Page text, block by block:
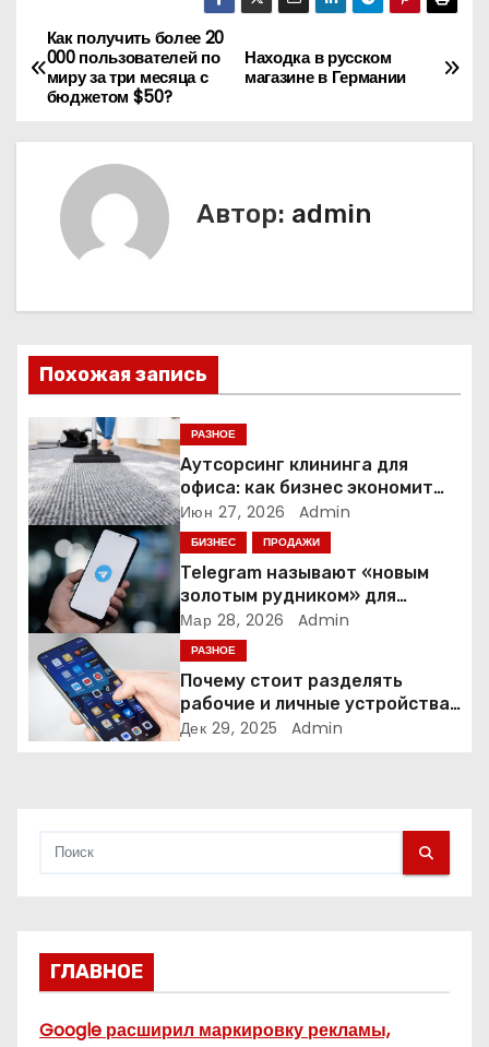
Н
а
в
ц
и
я
п
о
з
а
п
и
с
Находка в русском
магазине в Германии
Как получить более 20
000 пользователей по
миру за три месяца с
бюджетом $50?
Автор: admin
Похожая запись
РАЗНОЕ
Аутсорсинг клининга для
офиса: как бизнес экономит
время и деньги на уборке
Июн 27, 2026 Admin
БИЗНЕС ПРОДАЖИ
Telegram называют «новым
золотым рудником» для
креаторов: как блогеры
создают онлайн-бизнес
Мар 28, 2026 Admin
РАЗНОЕ
Почему стоит разделять
рабочие и личные устройства
— и чем опасно всё смешивать
Дек 29, 2025 Admin
ГЛАВНОЕ
Google расширил маркировку рекламы,